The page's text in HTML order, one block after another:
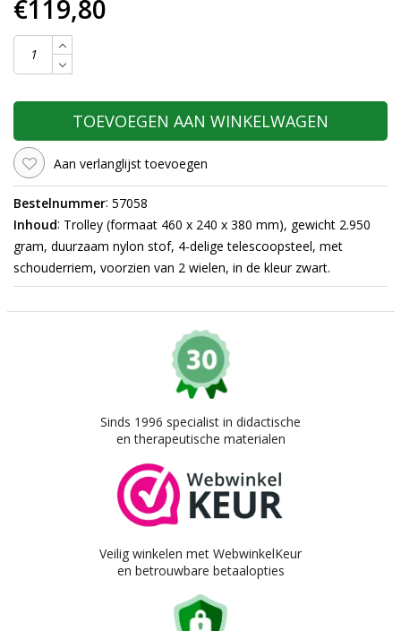
€119,80
TOEVOEGEN AAN WINKELWAGEN
Aan verlanglijst toevoegen
Bestelnummer: 57058
Inhoud: Trolley (formaat 460 x 240 x 380 mm), gewicht 2.950
gram, duurzaam nylon stof, 4-delige telescoopsteel, met
schouderriem, voorzien van 2 wielen, in de kleur zwart.
Sinds 1996 specialist in didactische
en therapeutische materialen
Veilig winkelen met WebwinkelKeur
en betrouwbare betaalopties